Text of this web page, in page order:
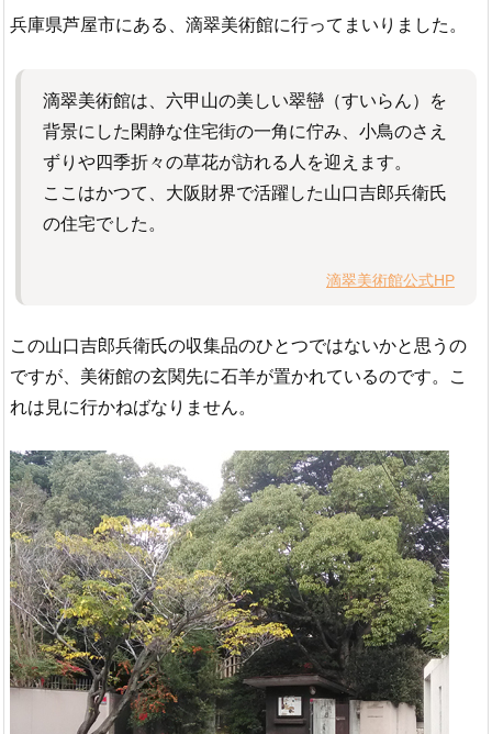
兵庫県芦屋市にある、滴翠美術館に行ってまいりました。
滴翠美術館は、六甲山の美しい翠巒（すいらん）を
背景にした閑静な住宅街の一角に佇み、小鳥のさえ
ずりや四季折々の草花が訪れる人を迎えます。
ここはかつて、大阪財界で活躍した山口吉郎兵衛氏
の住宅でした。
滴翠美術館公式HP
この山口吉郎兵衛氏の収集品のひとつではないかと思うの
ですが、美術館の玄関先に石羊が置かれているのです。こ
れは見に行かねばなりません。